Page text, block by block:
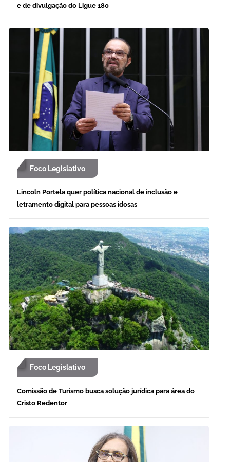
e de divulgação do Ligue 180
Foco Legislativo
Lincoln Portela quer política nacional de inclusão e
letramento digital para pessoas idosas
Foco Legislativo
Comissão de Turismo busca solução jurídica para área do
Cristo Redentor